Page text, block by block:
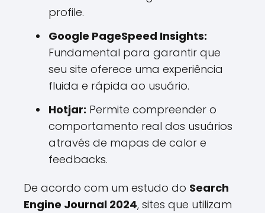
profile.
Google PageSpeed Insights:
Fundamental para garantir que
seu site oferece uma experiência
fluida e rápida ao usuário.
Hotjar: Permite compreender o
comportamento real dos usuários
através de mapas de calor e
feedbacks.
De acordo com um estudo do Search
Engine Journal 2024, sites que utilizam